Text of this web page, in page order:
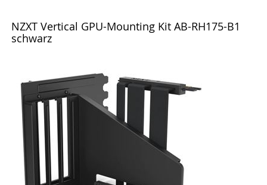
NZXT Vertical GPU-Mounting Kit AB-RH175-B1
schwarz